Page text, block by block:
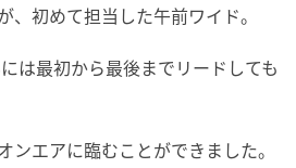
、初めて担当した午前ワイド。
は最初から最後までリードしても
ンエアに臨むことができました。